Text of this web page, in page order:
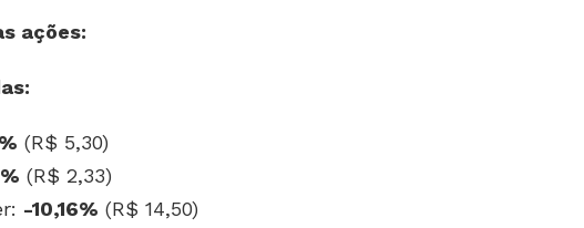
ações:
(R$ 5,30)
(R$ 2,33)
-10,16% (R$ 14,50)